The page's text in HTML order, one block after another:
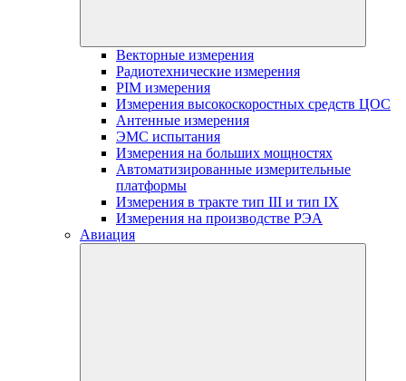
Векторные измерения
Радиотехнические измерения
PIM измерения
Измерения высокоскоростных средств ЦОС
Антенные измерения
ЭМС испытания
Измерения на больших мощностях
Автоматизированные измерительные
платформы
Измерения в тракте тип III и тип IX
Измерения на производстве РЭА
Авиация